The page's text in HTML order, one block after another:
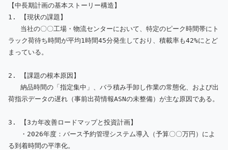
【中長期計画の基本ストーリー構造】
1. 【現状の課題】
ラック荷待ち時間が平均1時間45分発生しており、積載率も42%にとど
まっている。
2. 【課題の根本原因】
荷指示データの遅れ（事前出荷情報ASNの未整備）が主な原因である。
3. 【3カ年改善ロードマップと投資計画】
る到着時間の平準化。